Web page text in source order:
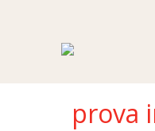
prova